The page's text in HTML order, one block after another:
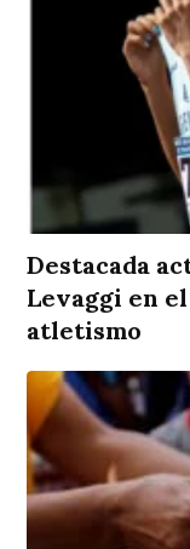
Destacada
Levaggi en
atletismo